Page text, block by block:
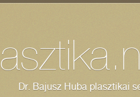
Dr. Bajusz Huba plasztikai
sebész